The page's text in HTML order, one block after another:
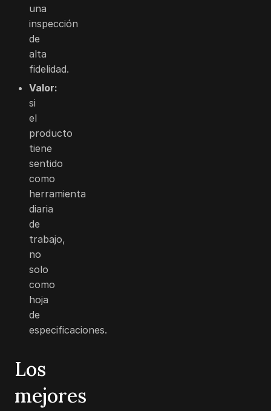
una
inspección
de
alta
fidelidad.
Valor:
si
el
producto
tiene
sentido
como
herramienta
diaria
de
trabajo,
no
solo
como
hoja
de
especificaciones.
Los
mejores